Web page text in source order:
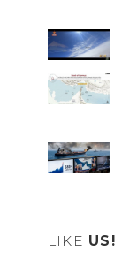
LIKE US!